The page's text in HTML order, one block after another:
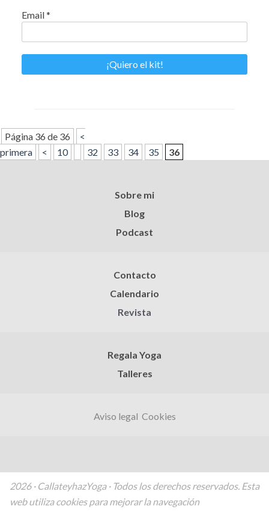
Email*
Página 36 de 36
<
primera
< 10 32 33 34 35 36
Sobre mi
Blog
Podcast
Contacto
Calendario
Revista
Regala Yoga
Talleres
Aviso legal Cookies
2026 · CallateyhazYoga · Todos los derechos reservados. Esta
web utiliza cookies para mejorar la navegación